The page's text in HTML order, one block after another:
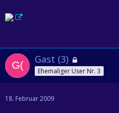
Gast (3)
Ehemaliger User Nr. 3
18. Februar 2009